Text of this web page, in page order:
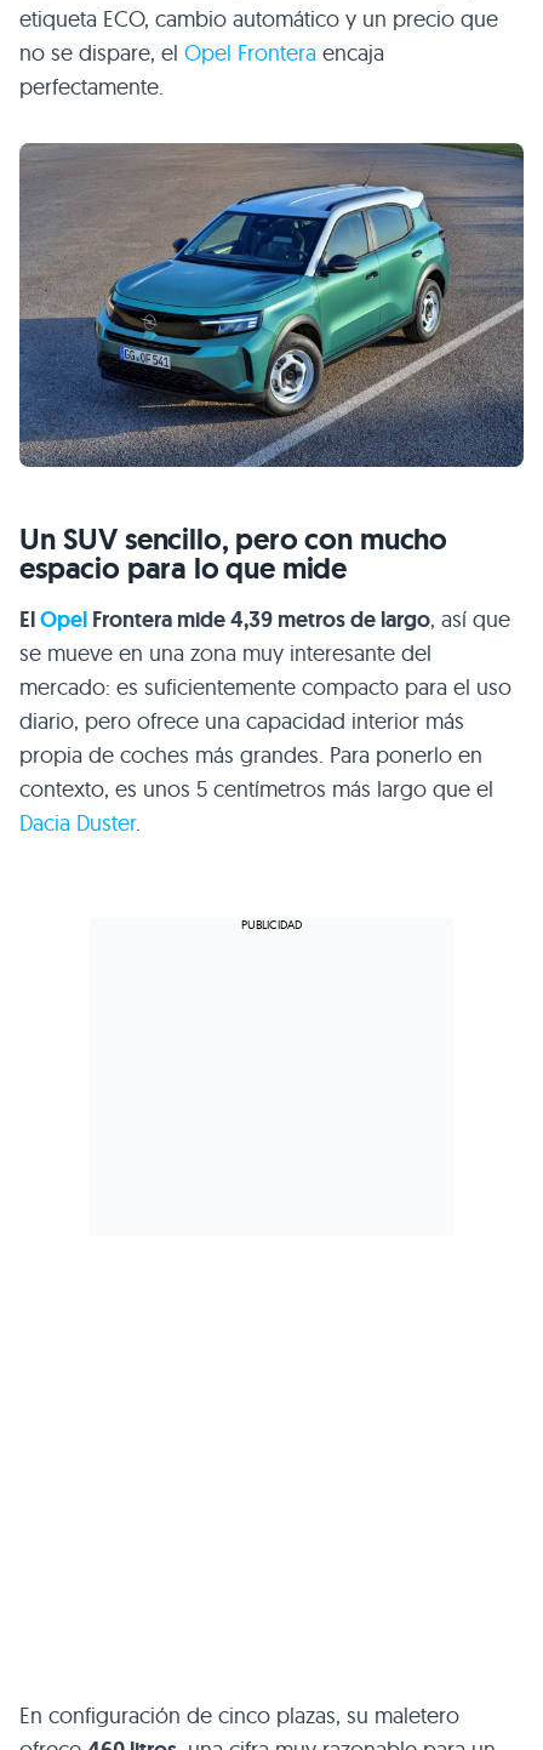
etiqueta ECO, cambio automático y un precio que
no se dispare, el Opel Frontera encaja
perfectamente.
Un SUV sencillo, pero con mucho
espacio para lo que mide
ElOpel Frontera mide 4,39 metros de largo, así que
se mueve en una zona muy interesante del
mercado: es suficientemente compacto para el uso
diario, pero ofrece una capacidad interior más
propia de coches más grandes. Para ponerlo en
contexto, es unos 5 centímetros más largo que el
Dacia Duster.
En configuración de cinco plazas, su maletero